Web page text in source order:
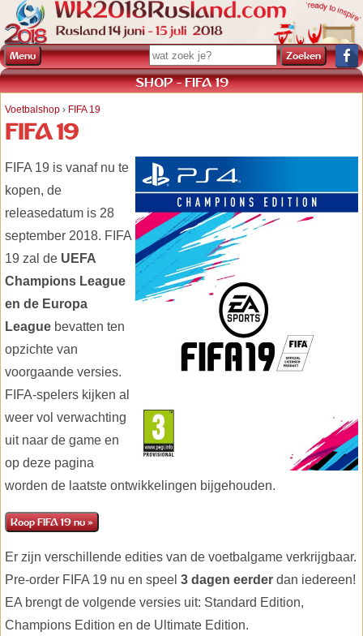
SHOP - FIFA 19
Voetbalshop › FIFA 19
FIFA 19
FIFA 19 is vanaf nu te
kopen, de
releasedatum is 28
september 2018. FIFA
19 zal de UEFA
Champions League
en de Europa
League bevatten ten
opzichte van
voorgaande versies.
FIFA-spelers kijken al
weer vol verwachting
uit naar de game en
op deze pagina
worden de laatste ontwikkelingen bijgehouden.
Koop FIFA 19 nu »
Er zijn verschillende edities van de voetbalgame verkrijgbaar.
Pre-order FIFA 19 nu en speel 3 dagen eerder dan iedereen!
EA brengt de volgende versies uit: Standard Edition,
Champions Edition en de Ultimate Edition.
Menu